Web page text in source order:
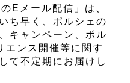
ては、当社が管理
って管理します。
承るポルシェ正規
りです。
台
Eメール配信」は、
ち早く、ポルシェの
キャンペーン、ポル
エンス開催等に関す
て不定期にお届けし